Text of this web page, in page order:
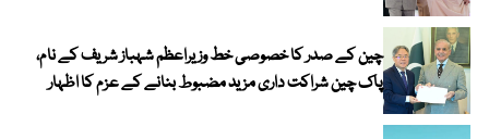
چین کے صدر کا خصوصی خط وزیراعظم شہباز شریف کے نام،
پاک چین شراکت داری مزید مضبوط بنانے کے عزم کا اظہار